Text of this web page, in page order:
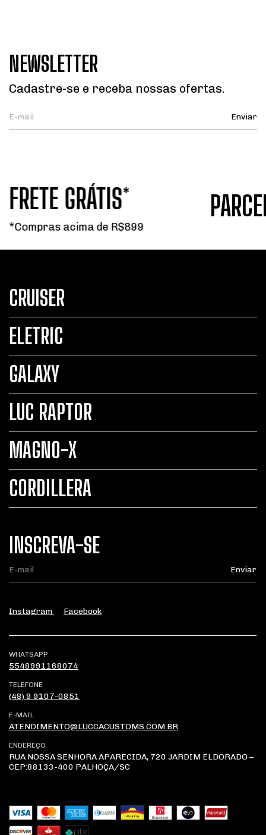
NEWSLETTER
Cadastre-se e receba nossas ofertas.
FRETE GRÁTIS*
*Compras acima de R$899
CRUISER
ELETRIC
GALAXY
LUC RAPTOR
MAGNO-X
CORDILLERA
INSCREVA-SE
Instagram Facebook
WHATSAPP
5548991168074
TELEFONE
(48) 9 9107-0851
E-MAIL
ATENDIMENTO@LUCCACUSTOMS.COM.BR
ENDEREÇO
RUA NOSSA SENHORA APARECIDA, 720 JARDIM ELDORADO –
CEP:88133-400 PALHOÇA/SC